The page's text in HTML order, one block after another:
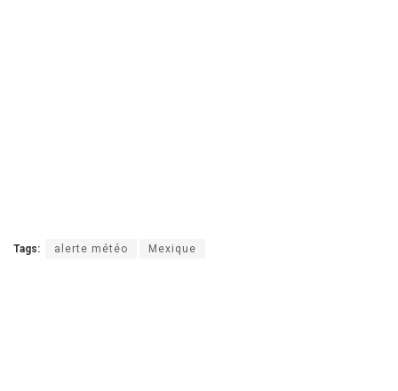
Tags: alerte météo Mexique